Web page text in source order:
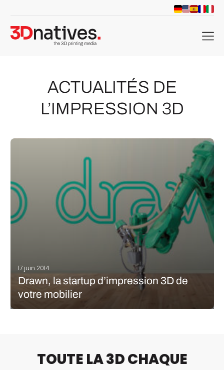
menu
ACTUALITÉS DE
L’IMPRESSION 3D
17 juin 2014
Drawn, la startup d’impression 3D de
votre mobilier
LIRE LA SUITE
TOUTE LA 3D CHAQUE